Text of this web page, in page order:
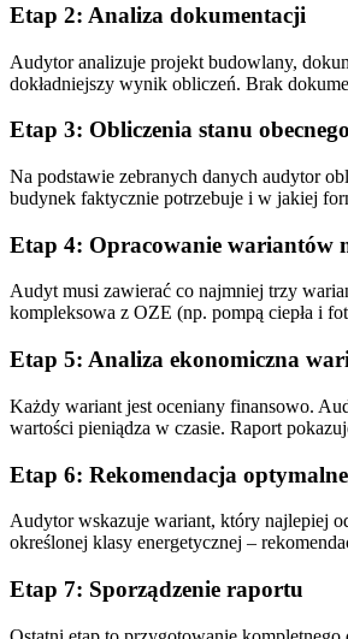
Etap 2: Analiza dokumentacji
Audytor analizuje projekt budowlany,
dokładniejszy wynik obliczeń. Brak
Etap 3: Obliczenia stanu obecnego
Na podstawie zebranych danych audytor
budynek faktycznie potrzebuje i w jakiej
Etap 4: Opracowanie wariantów
Audyt musi zawierać co najmniej trzy
kompleksowa z OZE (np. pompą ciepła i
Etap 5: Analiza ekonomiczna
Każdy wariant jest oceniany finansowo.
wartości pieniądza w czasie. Raport
Etap 6: Rekomendacja
Audytor wskazuje wariant, który najlepiej
określonej klasy energetycznej –
Etap 7: Sporządzenie raportu